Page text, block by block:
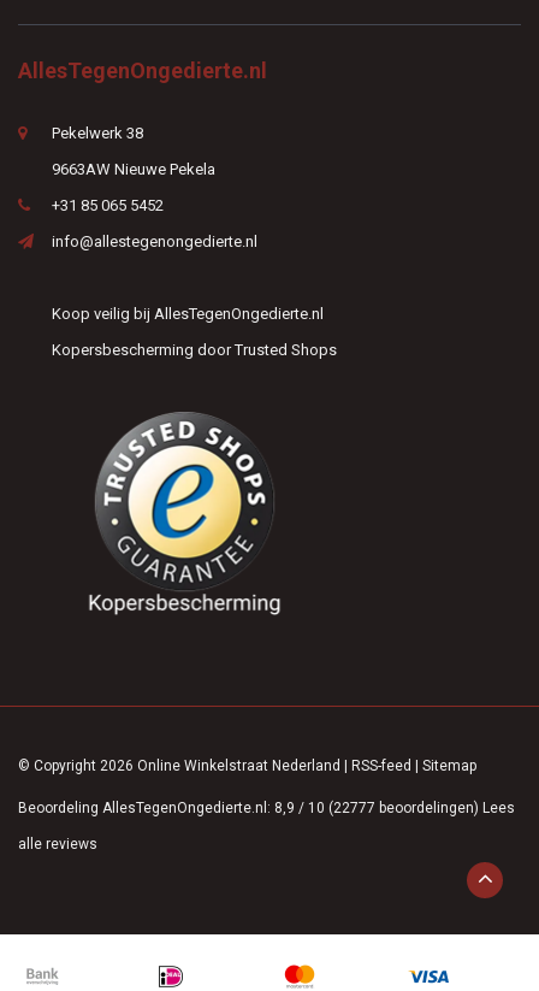
AllesTegenOngedierte.nl
Pekelwerk 38
9663AW Nieuwe Pekela
+31 85 065 5452
info@allestegenongedierte.nl
Koop veilig bij AllesTegenOngedierte.nl
Kopersbescherming door Trusted Shops
© Copyright 2026 Online Winkelstraat Nederland RSS-feed Sitemap
Beoordeling AllesTegenOngedierte.nl : 8,9 / 10 (22777 beoordelingen) Lees
alle reviews